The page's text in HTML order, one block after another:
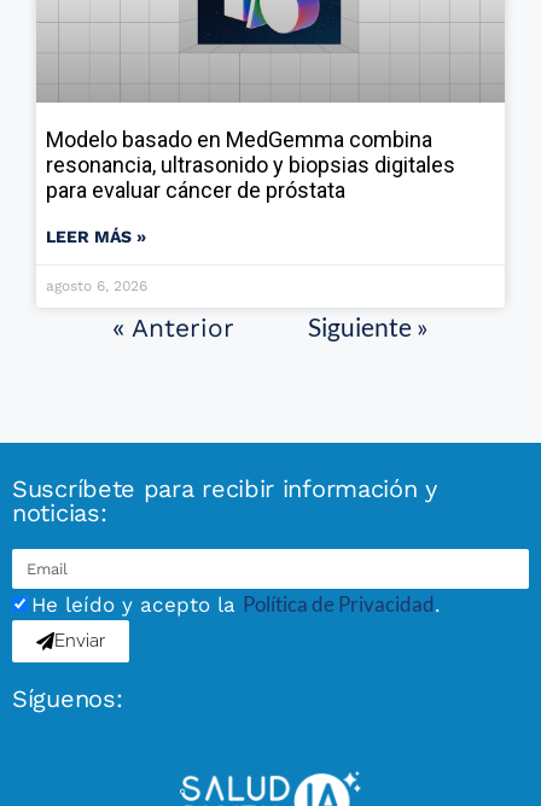
Modelo basado en MedGemma combina
resonancia, ultrasonido y biopsias digitales
para evaluar cáncer de próstata
LEER MÁS »
agosto 6, 2026
« Anterior Siguiente »
Suscríbete para recibir información y
noticias:
He leído y acepto la Política de Privacidad.
Enviar
Síguenos: